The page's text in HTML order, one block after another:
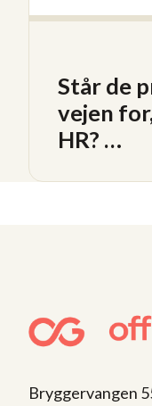
Står de
vejen
HR? …
Bryggervangen